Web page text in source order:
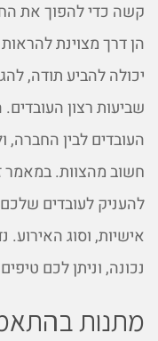
קשה כדי להפוך את
הן דרך מצוינת
יכולה להביע תודה,
שביעות רצון
העובדים לבין החברה,
חשוב מהצוות. במאמר
להעניק לעובדים
אישיות, וסוג
נכונה, וניתן לכם
מתנות